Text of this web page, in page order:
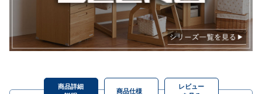
商品詳細
商品仕様
レビュー